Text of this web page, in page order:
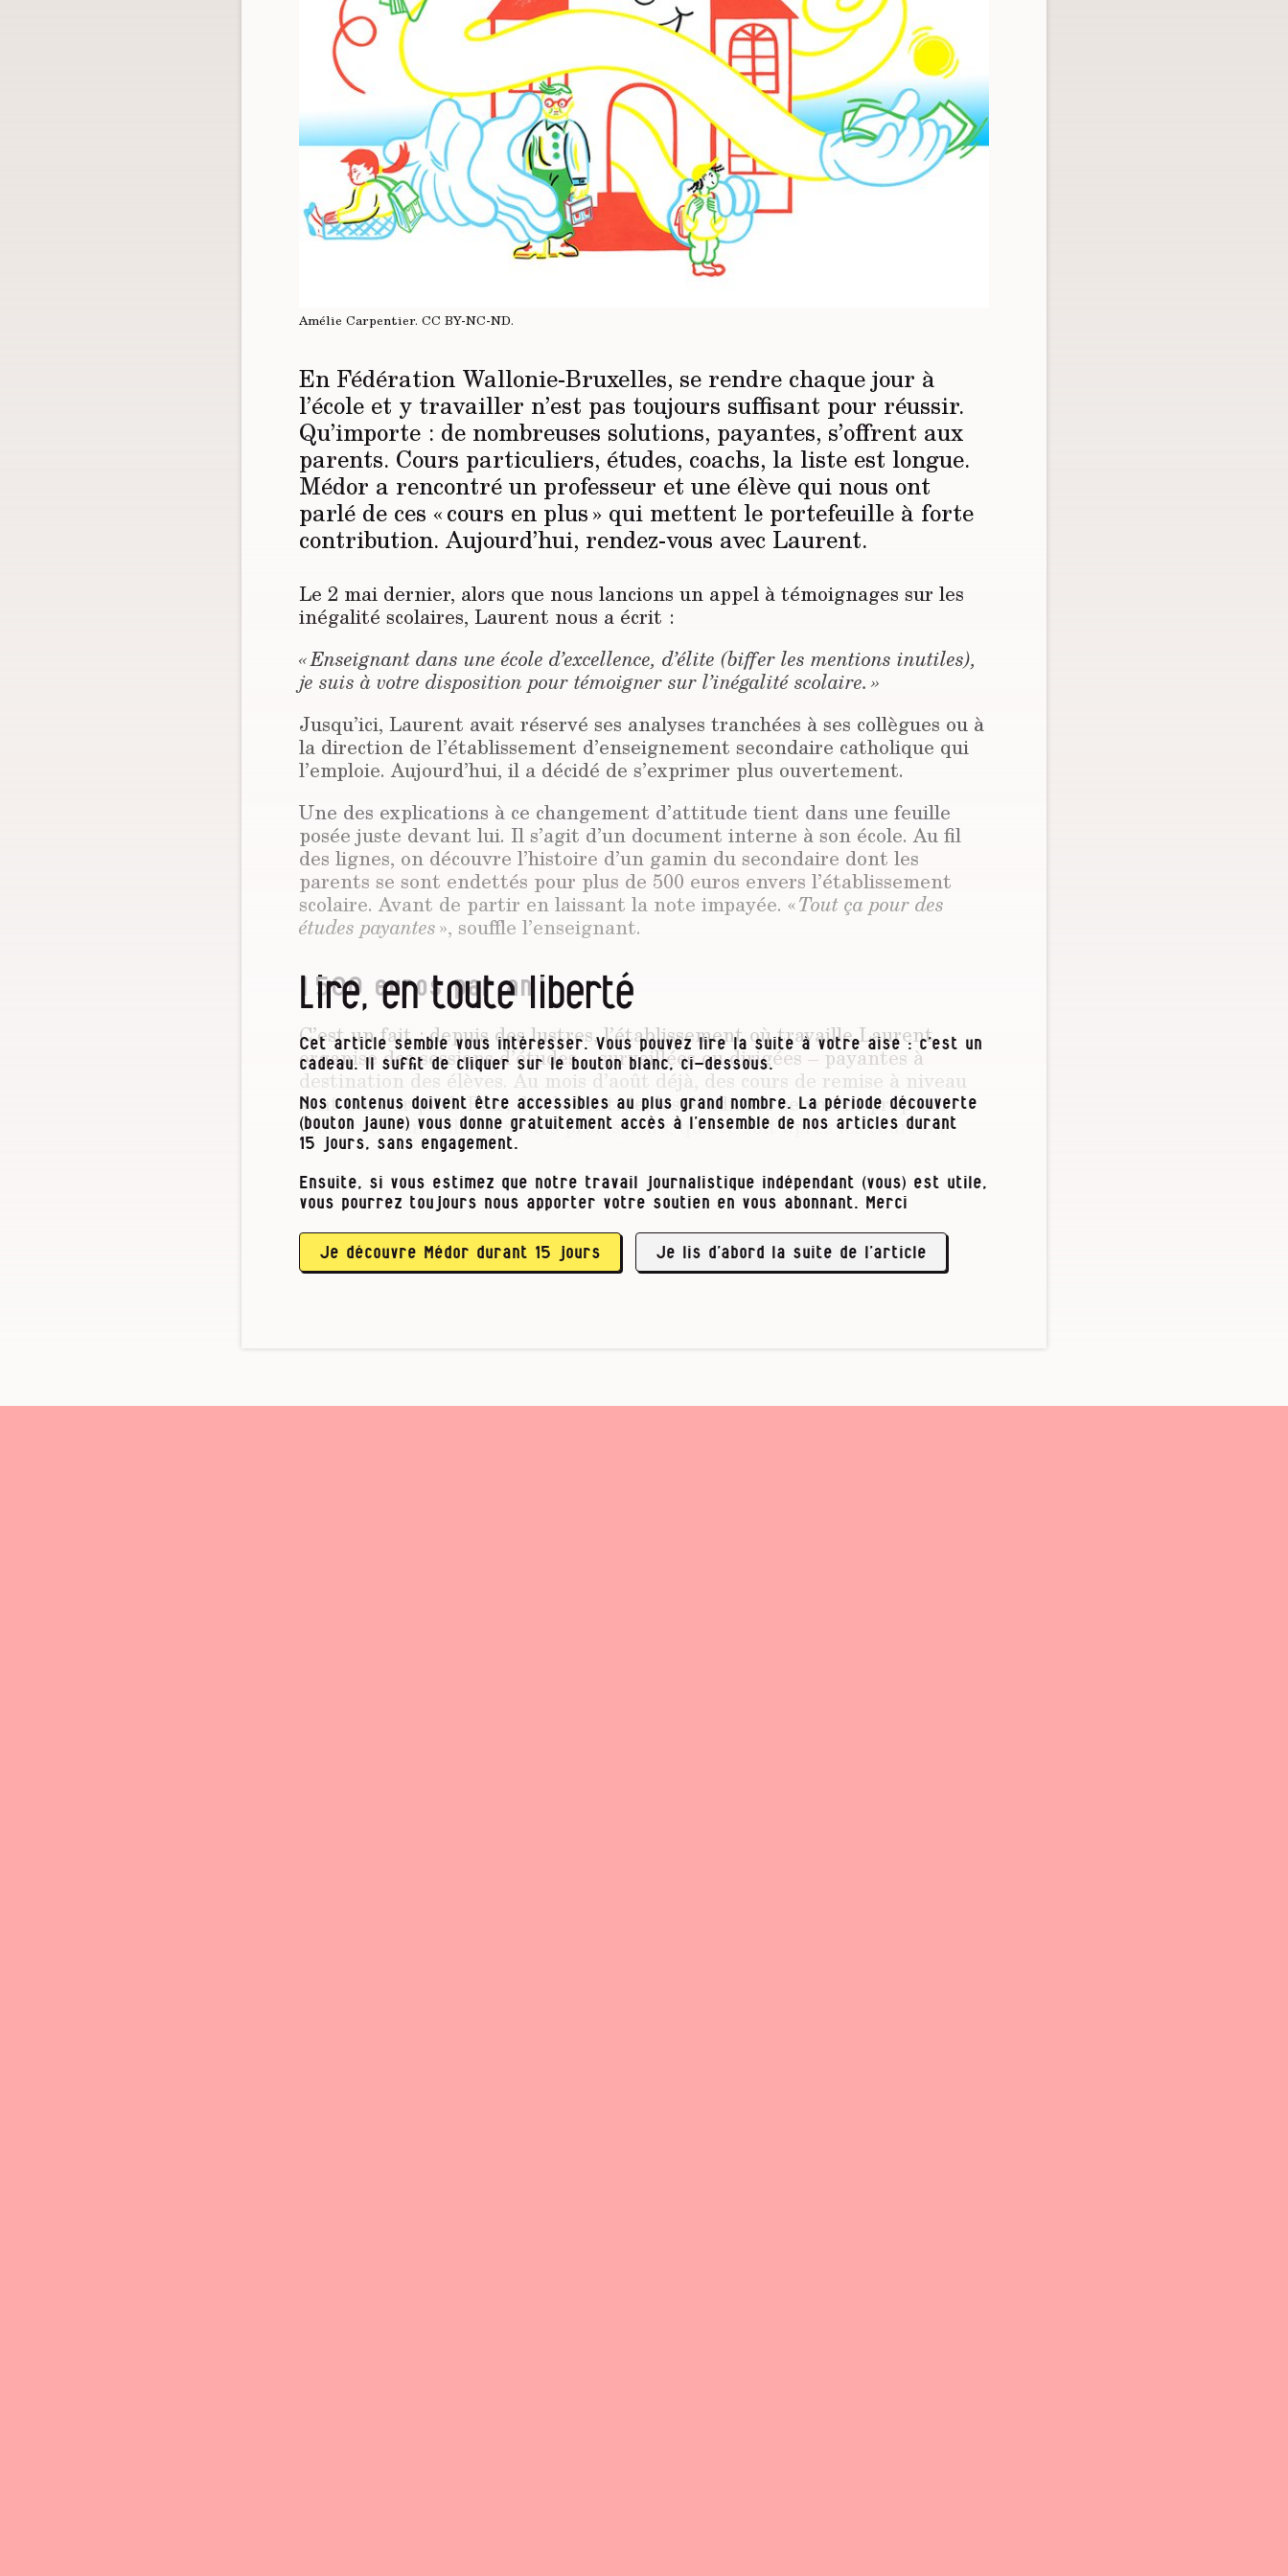
Amélie Carpentier. CC BY-NC-ND.
En Fédération Wallonie-Bruxelles, se rendre chaque jour à
l’école et y travailler n’est pas toujours suffisant pour réussir.
Qu’importe : de nombreuses solutions, payantes, s’offrent aux
parents. Cours particuliers, études, coachs, la liste est longue.
Médor a rencontré un professeur et une élève qui nous ont
parlé de ces « cours en plus » qui mettent le portefeuille à forte
contribution. Aujourd’hui, rendez-vous avec Laurent.
Le 2 mai dernier, alors que nous lancions un appel à témoignages sur les
inégalité scolaires, Laurent nous a écrit :
« Enseignant dans une école d’excellence, d’élite (biffer les mentions inutiles),
je suis à votre disposition pour témoigner sur l’inégalité scolaire. »
Jusqu’ici, Laurent avait réservé ses analyses tranchées à ses collègues ou à
la direction de l’établissement d’enseignement secondaire catholique qui
l’emploie. Aujourd’hui, il a décidé de s’exprimer plus ouvertement.
Une des explications à ce changement d’attitude tient dans une feuille
posée juste devant lui. Il s’agit d’un document interne à son école. Au fil
des lignes, on découvre l’histoire d’un gamin du secondaire dont les
parents se sont endettés pour plus de 500 euros envers l’établissement
scolaire. Avant de partir en laissant la note impayée. «Tout ça pour des
études payantes», souffle l’enseignant.
1 500 euros par an !
C’est un fait : depuis des lustres, l’établissement où travaille Laurent
organise des sessions d’études – surveillées ou dirigées – payantes à
destination des élèves. Au mois d’août déjà, des cours de remise à niveau
sont mis sur pied. Puis, dès la rentrée, les étudiants se voient proposer
une étude surveillée par des professeurs, que ce soit après les cours ou
durant les après-midi de sessions d’examens.
Mieux : ils peuvent aussi prendre part à une étude organisée toute l’année
après 16h00 où des groupes d’enseignants et d’anciens étudiants
répondent à leurs questions. Visiblement, ça marche. Dès octobre, les
études commencent à se remplir de jeunes de …
Lire, en toute liberté
Cet article semble vous intéresser. Vous pouvez lire la suite à votre aise : c’est un
cadeau. Il suffit de cliquer sur le bouton blanc, ci-dessous.
Nos contenus doivent être accessibles au plus grand nombre. La période découverte
(bouton jaune) vous donne gratuitement accès à l’ensemble de nos articles durant
15 jours, sans engagement.
Ensuite, si vous estimez que notre travail journalistique indépendant (vous) est utile,
vous pourrez toujours nous apporter votre soutien en vous abonnant. Merci
Je découvre Médor durant 15 jours Je lis d’abord la suite de l’article